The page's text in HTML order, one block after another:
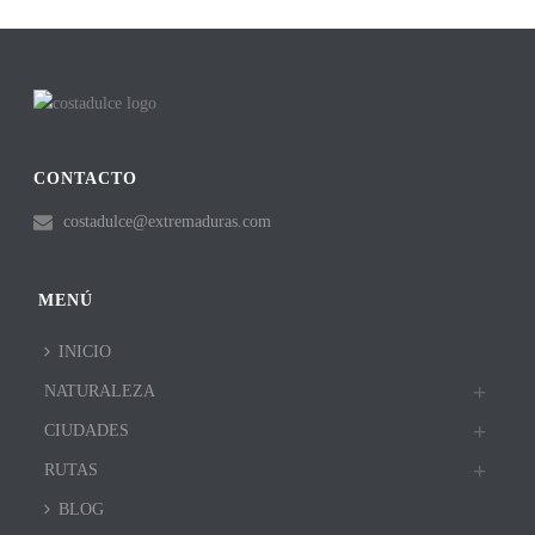
CONTACTO
costadulce@extremaduras.com
MENÚ
INICIO
NATURALEZA
CIUDADES
RUTAS
BLOG